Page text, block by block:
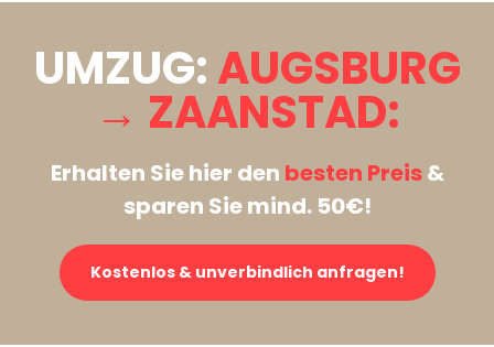
UMZUG:AUGSBURG
→ ZAANSTAD:
Erhalten Sie hier den besten Preis&
sparen Sie mind. 50€!
Kostenlos & unverbindlich anfragen!